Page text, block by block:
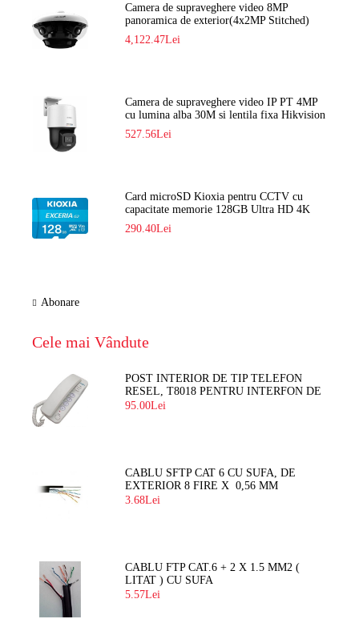
Camera de supraveghere video 8MP
panoramica de exterior(4x2MP Stitched)
Navaio NGC-7482PR
4,122.47Lei
Camera de supraveghere video IP PT 4MP
cu lumina alba 30M si lentila fixa Hikvision
DS-2DE2C400SCG-E F1
527.56Lei
Card microSD Kioxia pentru CCTV cu
capacitate memorie 128GB Ultra HD 4K
LMEX2L128GG2
290.40Lei
Abonare
Cele mai Vândute
POST INTERIOR DE TIP TELEFON
RESEL, T8018 PENTRU INTERFON DE
BLOC
95.00Lei
CABLU SFTP CAT 6 CU SUFA, DE
EXTERIOR 8 FIRE X 0,56 MM
3.68Lei
CABLU FTP CAT.6 + 2 X 1.5 MM2 (
LITAT ) CU SUFA
5.57Lei